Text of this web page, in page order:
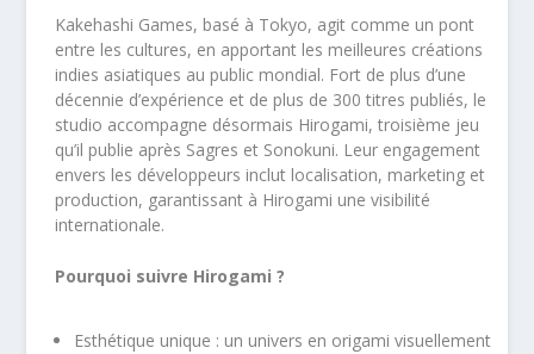
Kakehashi Games, basé à Tokyo, agit comme un pont
entre les cultures, en apportant les meilleures créations
indies asiatiques au public mondial. Fort de plus d’une
décennie d’expérience et de plus de 300 titres publiés, le
studio accompagne désormais Hirogami, troisième jeu
qu’il publie après Sagres et Sonokuni. Leur engagement
envers les développeurs inclut localisation, marketing et
production, garantissant à Hirogami une visibilité
internationale.
Pourquoi suivre Hirogami ?
Esthétique unique : un univers en origami visuellement